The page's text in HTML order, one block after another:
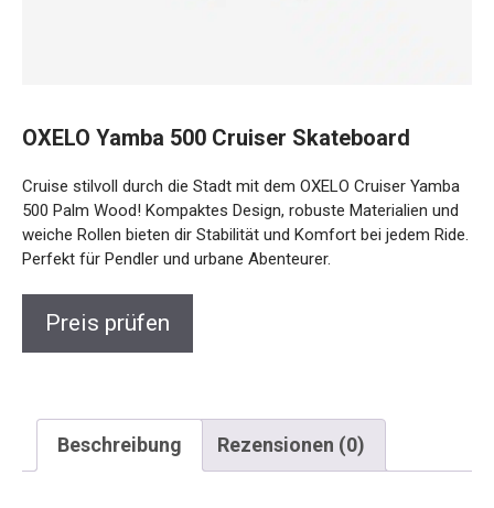
Yamba 500 Palm Wood! Kompaktes Design, robuste
Materialien und weiche Rollen bieten dir Stabilität und
Komfort bei jedem Ride. Perfekt für Pendler und urbane
Abenteurer.
Preis prüfen
Beschreibung Rezensionen (0)